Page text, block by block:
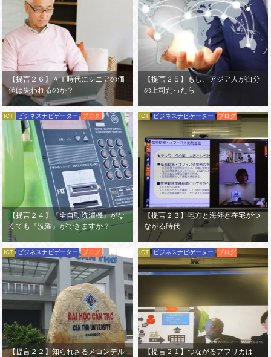
【提言２６】ＡＩ時代にシニアの価
値は失われるのか？
【提言２５】もし、アジア人が自分
の上司だったら
ICT ビジネスナビゲーター ブログ
【提言２４】『全自動洗濯機』がな
くても『洗濯』ができますか？
ICT ビジネスナビゲーター ブログ
【提言２３】地方と海外と在宅がつ
ながる時代
ICT ビジネスナビゲーター ブログ
【提言２２】知られざるメコンデル
ICT ビジネスナビゲーター ブログ
【提言２１】つながるアフリカは